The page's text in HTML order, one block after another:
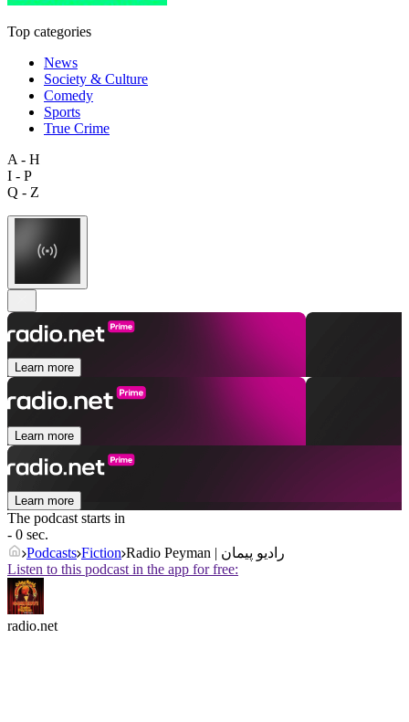
Top categories
News
Society & Culture
Comedy
Sports
True Crime
A - H
I - P
Q - Z
Learn more
Learn more
Learn more
The podcast starts in
- 0 sec.
Podcasts Fiction
Radio Peyman | رادیو پیمان
Listen to this podcast in the app for free:
radio.net